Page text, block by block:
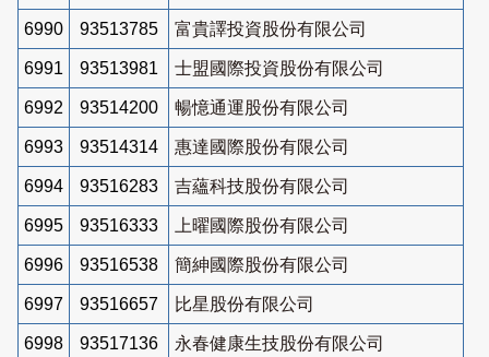
6990 93513785 富貴譯投資股份有限公司
6991 93513981 士盟國際投資股份有限公司
6992 93514200 暢憶通運股份有限公司
6993 93514314 惠達國際股份有限公司
6994 93516283 吉蘊科技股份有限公司
6995 93516333 上曜國際股份有限公司
6996 93516538 簡紳國際股份有限公司
6997 93516657 比星股份有限公司
6998 93517136 永春健康生技股份有限公司